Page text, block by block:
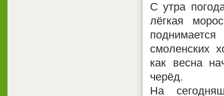
С утра
лёгкая
смоленских
как весна
черёд.
На